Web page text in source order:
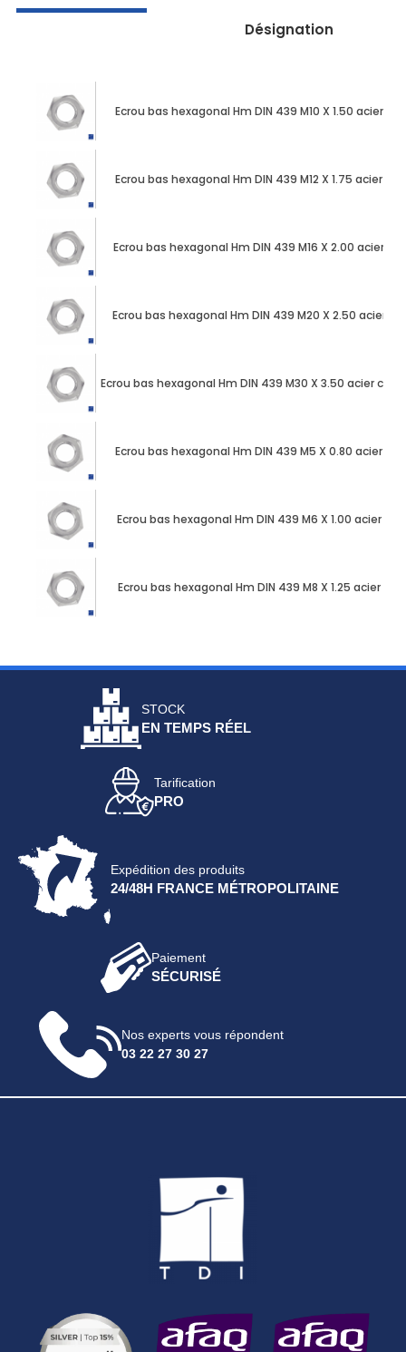
Désignation
Ecrou bas hexagonal Hm DIN 439 M10 X 1.50 acier
Ecrou bas hexagonal Hm DIN 439 M12 X 1.75 acier
Ecrou bas hexagonal Hm DIN 439 M16 X 2.00 acier
Ecrou bas hexagonal Hm DIN 439 M20 X 2.50 acier
Ecrou bas hexagonal Hm DIN 439 M30 X 3.50 acier cl 4
Ecrou bas hexagonal Hm DIN 439 M5 X 0.80 acier
Ecrou bas hexagonal Hm DIN 439 M6 X 1.00 acier
Ecrou bas hexagonal Hm DIN 439 M8 X 1.25 acier
STOCK
EN TEMPS RÉEL
Tarification
PRO
Expédition des produits
24/48H FRANCE MÉTROPOLITAINE
Paiement
SÉCURISÉ
Nos experts vous répondent
03 22 27 30 27